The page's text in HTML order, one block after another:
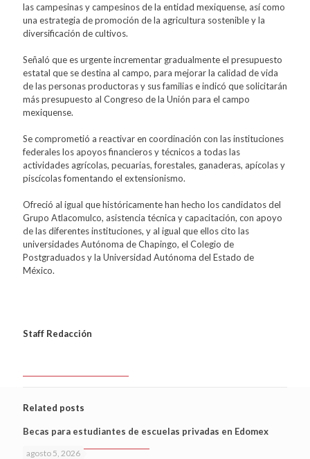
las campesinas y campesinos de la entidad mexiquense, así como
una estrategia de promoción de la agricultura sostenible y la
diversificación de cultivos.
Señaló que es urgente incrementar gradualmente el presupuesto
estatal que se destina al campo, para mejorar la calidad de vida
de las personas productoras y sus familias e indicó que solicitarán
más presupuesto al Congreso de la Unión para el campo
mexiquense.
Se comprometió a reactivar en coordinación con las instituciones
federales los apoyos financieros y técnicos a todas las
actividades agrícolas, pecuarias, forestales, ganaderas, apícolas y
piscícolas fomentando el extensionismo.
Ofreció al igual que históricamente han hecho los candidatos del
Grupo Atlacomulco, asistencia técnica y capacitación, con apoyo
de las diferentes instituciones, y al igual que ellos cito las
universidades Autónoma de Chapingo, el Colegio de
Postgraduados y la Universidad Autónoma del Estado de
México.
Staff Redacción
Related posts
agosto 5, 2026
Becas para estudiantes de escuelas privadas en Edomex